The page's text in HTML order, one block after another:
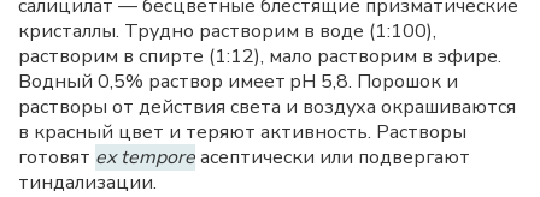
салицилат — бесцветные блестящие призматические
кристаллы. Трудно растворим в воде (1:100),
растворим в спирте (1:12), мало растворим в эфире.
Водный 0,5% раствор имеет pH 5,8. Порошок и
растворы от действия света и воздуха окрашиваются
в красный цвет и теряют активность. Растворы
готовят ex temporeасептически или подвергают
тиндализации.